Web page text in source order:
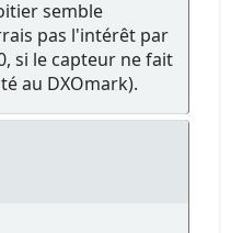
semble
pas l'intérêt par
si le capteur ne fait
au DXOmark).